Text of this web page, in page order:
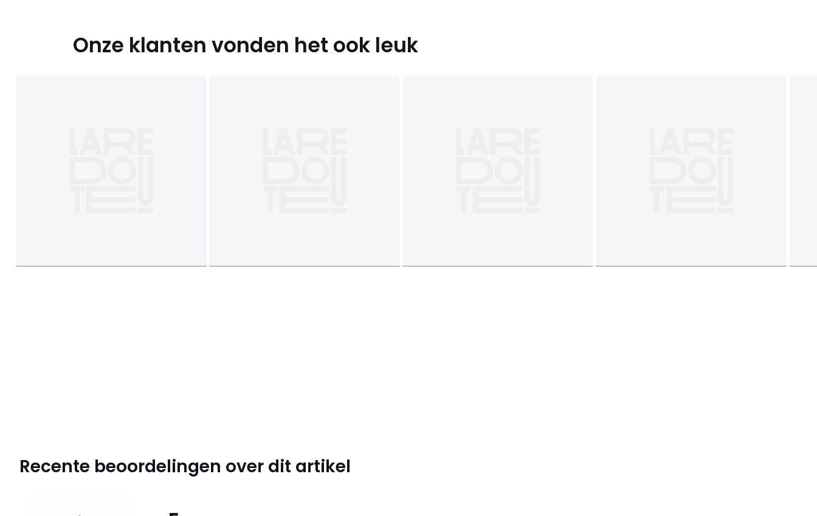
Onze klanten vonden het ook leuk
Recente beoordelingen over dit artikel